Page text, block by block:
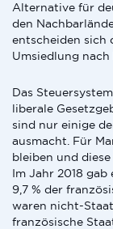
Alternative für
den
entscheiden sich
Umsiedlung nach
Das
liberale
sind nur einige
ausmacht. Für
bleiben und
Im Jahr 2018 gab
9,7 % der
waren nicht-
französische